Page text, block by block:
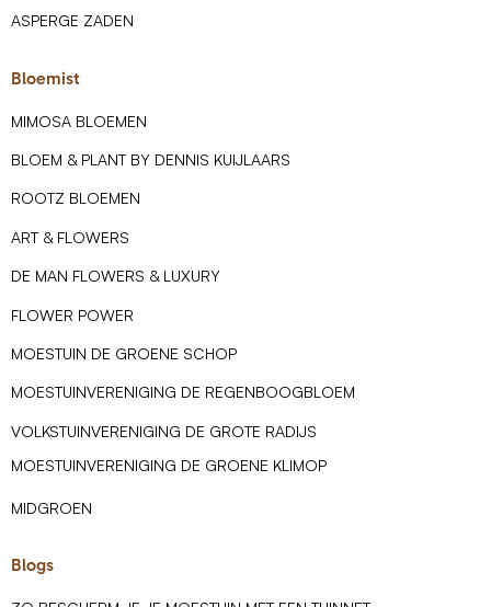
ASPERGE ZADEN
Bloemist
MIMOSA BLOEMEN
BLOEM & PLANT BY DENNIS KUIJLAARS
ROOTZ BLOEMEN
ART & FLOWERS
DE MAN FLOWERS & LUXURY
FLOWER POWER
MOESTUIN DE GROENE SCHOP
MOESTUINVERENIGING DE REGENBOOGBLOEM
VOLKSTUINVERENIGING DE GROTE RADIJS
MOESTUINVERENIGING DE GROENE KLIMOP
MIDGROEN
Blogs